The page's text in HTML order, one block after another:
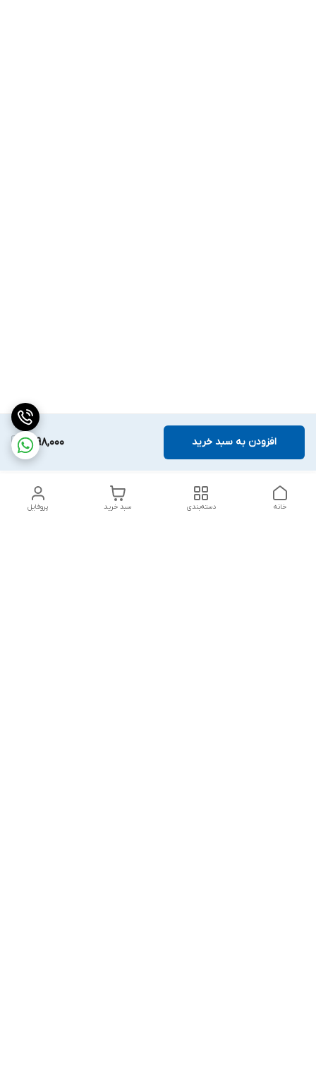
1,298,000 افزودن به سبد خرید
پروفایل سبد خرید دسته‌بندی خانه